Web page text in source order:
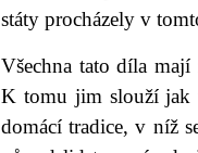
státy procházely v
Všechna tato díla
K tomu jim slouží jak
domácí tradice, v níž